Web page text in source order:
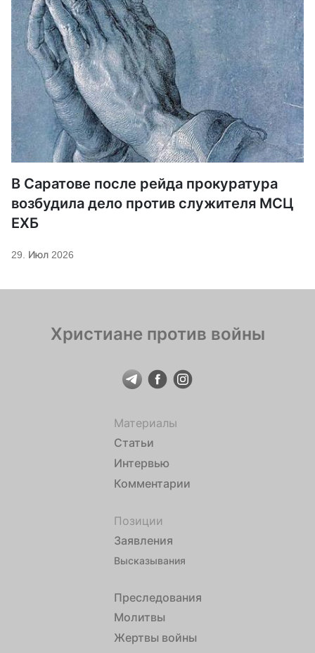
В Саратове после рейда прокуратура
возбудила дело против служителя МСЦ
ЕХБ
29. Июл 2026
Христиане против войны
Материалы
Статьи
Интервью
Комментарии
Позиции
Заявления
Высказывания
Преследования
Молитвы
Жертвы войны